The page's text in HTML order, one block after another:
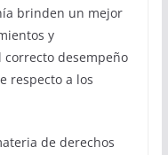
brinden un mejor
y
desempeño
respecto a los
de derechos